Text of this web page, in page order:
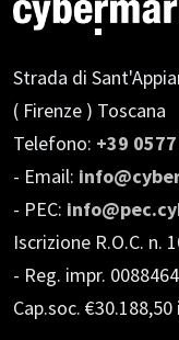
Strada di
( Firenze ) Toscana
Telefono: +39
- Email:
- PEC:
Iscrizione R.O.C. n.
- Reg. impr.
Cap.soc. €30.188,50